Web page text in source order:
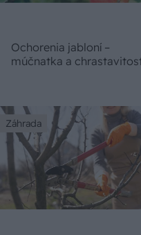
Ochorenia jabloní –
múčnatka a
Záhrada